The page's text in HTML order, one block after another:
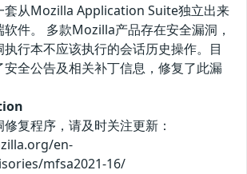
从Mozilla Application Suite独立出来
件。 多款Mozilla产品存在安全漏洞，
行本不应该执行的会话历史操作。目
全公告及相关补丁信息，修复了此漏
复程序，请及时关注更新：
en-
mfsa2021-16/